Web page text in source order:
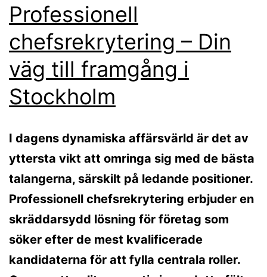
Professionell
chefsrekrytering – Din
väg till framgång i
Stockholm
I dagens dynamiska affärsvärld är det av
yttersta vikt att omringa sig med de bästa
talangerna, särskilt på ledande positioner.
Professionell chefsrekrytering erbjuder en
skräddarsydd lösning för företag som
söker efter de mest kvalificerade
kandidaterna för att fylla centrala roller.